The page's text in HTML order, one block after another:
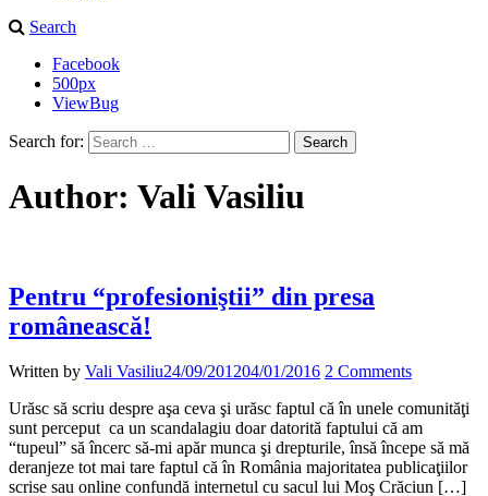
Search
Facebook
500px
ViewBug
Search for:
Author: Vali Vasiliu
Pentru “profesioniştii” din presa
românească!
Written by Vali Vasiliu24/09/201204/01/2016 2 Comments
Urăsc să scriu despre aşa ceva şi urăsc faptul că în unele comunităţi
sunt perceput ca un scandalagiu doar datorită faptului că am
“tupeul” să încerc să-mi apăr munca şi drepturile, însă începe să mă
deranjeze tot mai tare faptul că în România majoritatea publicaţiilor
scrise sau online confundă internetul cu sacul lui Moş Crăciun […]